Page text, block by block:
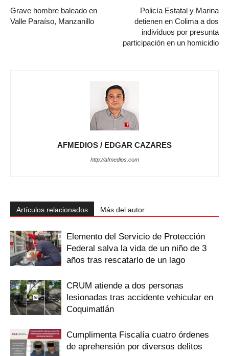
Grave hombre baleado en
Valle Paraíso, Manzanillo
Policía Estatal y Marina
detienen en Colima a dos
individuos por presunta
participación en un homicidio
AFMEDIOS / EDGAR CAZARES
http://afmedios.com
Artículos relacionados Más del autor
Elemento del Servicio de Protección
Federal salva la vida de un niño de 3
años tras rescatarlo de un lago
CRUM atiende a dos personas
lesionadas tras accidente vehicular en
Coquimatlán
Cumplimenta Fiscalía cuatro órdenes
de aprehensión por diversos delitos